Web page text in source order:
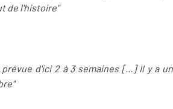
de l'histoire"
d'ici 2 à 3 semaines [...] Il y a